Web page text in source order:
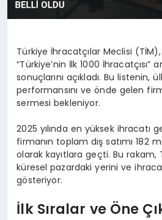
Türkiye İhracatçılar Meclisi (TİM),
“Türkiye’nin İlk 1000 İhracatçısı”
sonuçlarını açıkladı. Bu listenin,
performansını ve önde gelen
sermesi bekleniyor.
2025 yılında en yüksek ihracatı
firmanın toplam dış satımı 182
olarak kayıtlara geçti. Bu rakam,
küresel pazardaki yerini ve
gösteriyor.
İlk Sıralar ve Öne